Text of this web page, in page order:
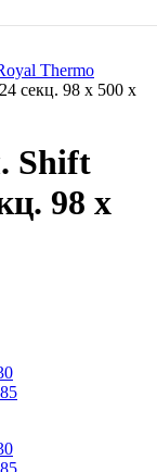
Thermo
секц. 98 х 500 х
Shift
98 х